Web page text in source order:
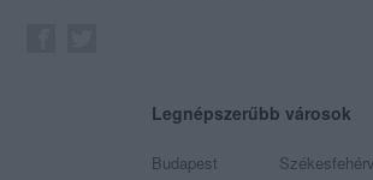
Legnépszerűbb városok
Budapest